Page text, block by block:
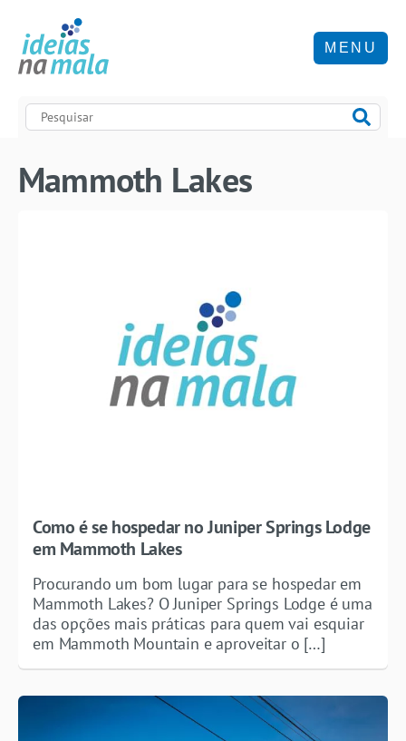
MENU
Mammoth Lakes
Como é se hospedar no Juniper Springs Lodge
em Mammoth Lakes
Procurando um bom lugar para se hospedar em
Mammoth Lakes? O Juniper Springs Lodge é uma
das opções mais práticas para quem vai esquiar
em Mammoth Mountain e aproveitar o […]